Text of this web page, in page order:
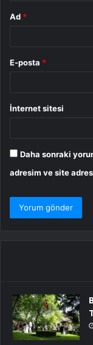
Ad *
E-posta *
İnternet sitesi
Daha sonraki
adresim ve site